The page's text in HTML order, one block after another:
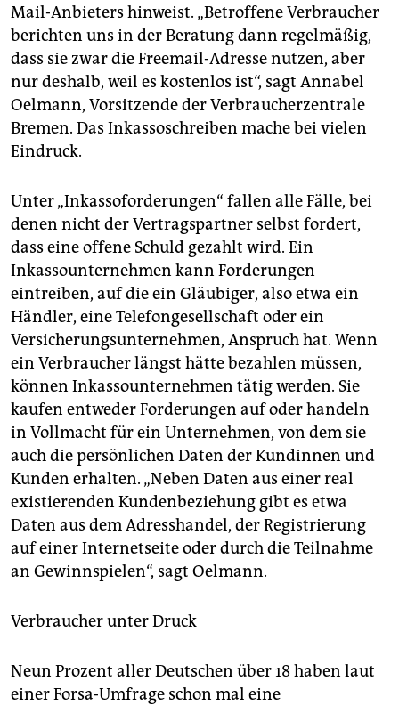
Mail-Anbieters hinweist. „Betroffene Verbraucher
berichten uns in der Beratung dann regelmäßig,
dass sie zwar die Freemail-Adresse nutzen, aber
nur deshalb, weil es kostenlos ist“, sagt Annabel
Oelmann, Vorsitzende der Verbraucherzentrale
Bremen. Das Inkassoschreiben mache bei vielen
Eindruck.
Unter „Inkassoforderungen“ fallen alle Fälle, bei
denen nicht der Vertragspartner selbst fordert,
dass eine offene Schuld gezahlt wird. Ein
Inkassounternehmen kann Forderungen
eintreiben, auf die ein Gläubiger, also etwa ein
Händler, eine Telefongesellschaft oder ein
Versicherungsunternehmen, Anspruch hat. Wenn
ein Verbraucher längst hätte bezahlen müssen,
können Inkassounternehmen tätig werden. Sie
kaufen entweder Forderungen auf oder handeln
in Vollmacht für ein Unternehmen, von dem sie
auch die persönlichen Daten der Kundinnen und
Kunden erhalten. „Neben Daten aus einer real
existierenden Kundenbeziehung gibt es etwa
Daten aus dem Adresshandel, der Registrierung
auf einer Internetseite oder durch die Teilnahme
an Gewinnspielen“, sagt Oelmann.
Verbraucher unter Druck
Neun Prozent aller Deutschen über 18 haben laut
einer Forsa-Umfrage schon mal eine